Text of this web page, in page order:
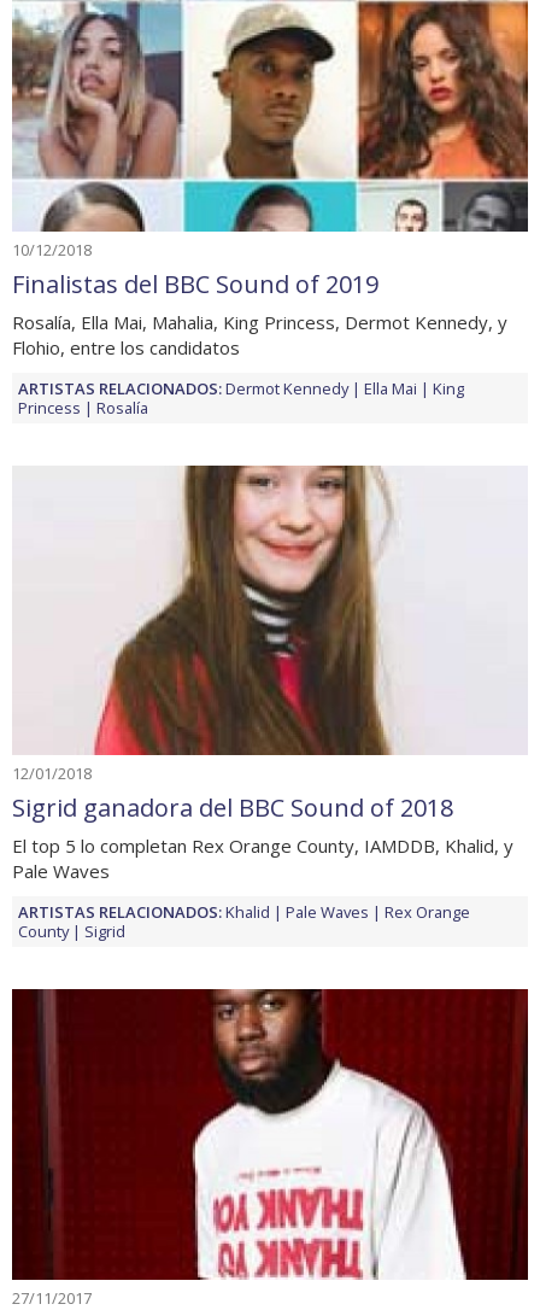
10/12/2018
Finalistas del BBC Sound of 2019
Rosalía, Ella Mai, Mahalia, King Princess, Dermot Kennedy, y
Flohio, entre los candidatos
ARTISTAS RELACIONADOS:Dermot Kennedy Ella Mai
King
Princess
Rosalía
12/01/2018
Sigrid ganadora del BBC Sound of 2018
El top 5 lo completan Rex Orange County, IAMDDB, Khalid, y
Pale Waves
ARTISTAS RELACIONADOS:Khalid Pale Waves
Rex Orange
County
Sigrid
27/11/2017